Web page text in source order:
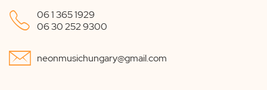
 06 1 365 1929
06 30 252 9300
 neonmusichungary@gmail.com